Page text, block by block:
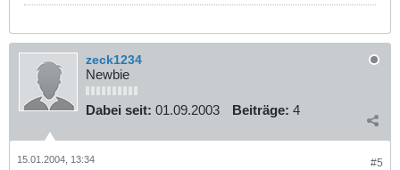
zeck1234
Newbie
Dabei seit: 01.09.2003 Beiträge: 4
#5
15.01.2004, 13:34